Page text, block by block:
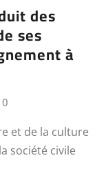
des
ses
à
0
et de la culture
société civile